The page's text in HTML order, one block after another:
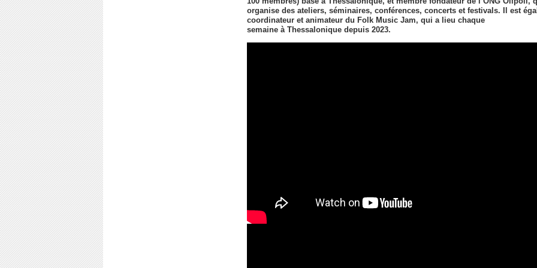
organise des ateliers, séminaires, conférences, concerts et festivals. Il est
coordinateur et animateur du Folk Music Jam, qui a lieu chaque
semaine à Thessalonique depuis 2023.